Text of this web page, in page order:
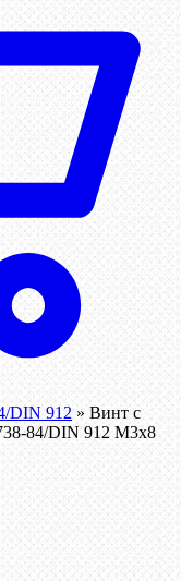
DIN 912 » Винт c
84/DIN 912 М3х8